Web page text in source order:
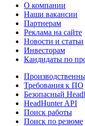
О компании
Наши вакансии
Партнерам
Реклама на сайте
Новости и статьи
Инвесторам
Кандидаты по
Требования к ПО
Безопасный
HeadHunter API
Поиск работы
Поиск по резюме